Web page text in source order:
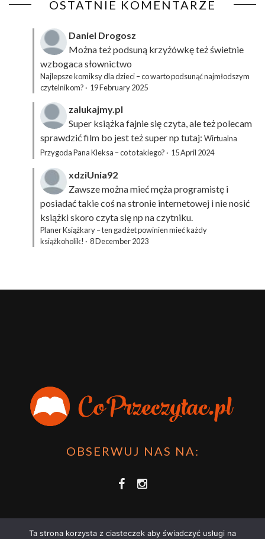
OSTATNIE KOMENTARZE
Daniel Drogosz
Można też podsuną krzyżówkęteż świetnie
wzbogaca słownictwo
Najlepsze komiksy dla dzieci – co warto podsunąć najmłodszym
czytelnikom? · 19 February 2025
zalukajmy.pl
Super książka fajnie się czyta, ale też polecam
sprawdzić film bo jest też super np tutaj: Wirtualna
Przygoda Pana Kleksa – co to takiego? · 15 April 2024
xdziUnia92
Zawsze można mieć męża programistę i
posiadać takie coś na stronie internetowej i nie nosić
książki skoro czyta się np na czytniku.
Planer Książkary – ten gadżet powinien mieć każdy
książkoholik! · 8 December 2023
OBSERWUJ NAS NA:
Ta strona korzysta z ciasteczek aby świadczyć usługi na